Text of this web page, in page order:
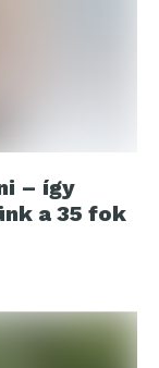
– így
a 35 fok